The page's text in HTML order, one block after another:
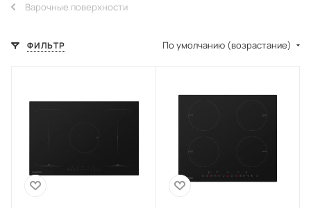
Варочные поверхности
ФИЛЬТР По умолчанию (возрастание)